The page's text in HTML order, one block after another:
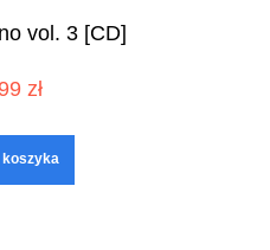
vol. 3 [CD]
zł
koszyka